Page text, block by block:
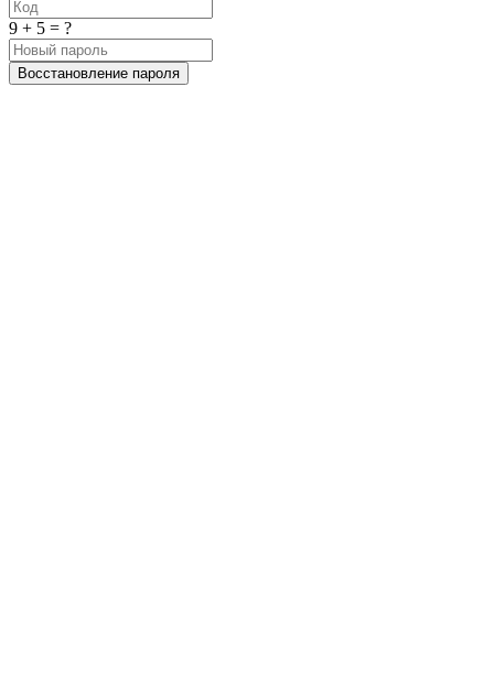
9 + 5 = ?
Восстановление пароля